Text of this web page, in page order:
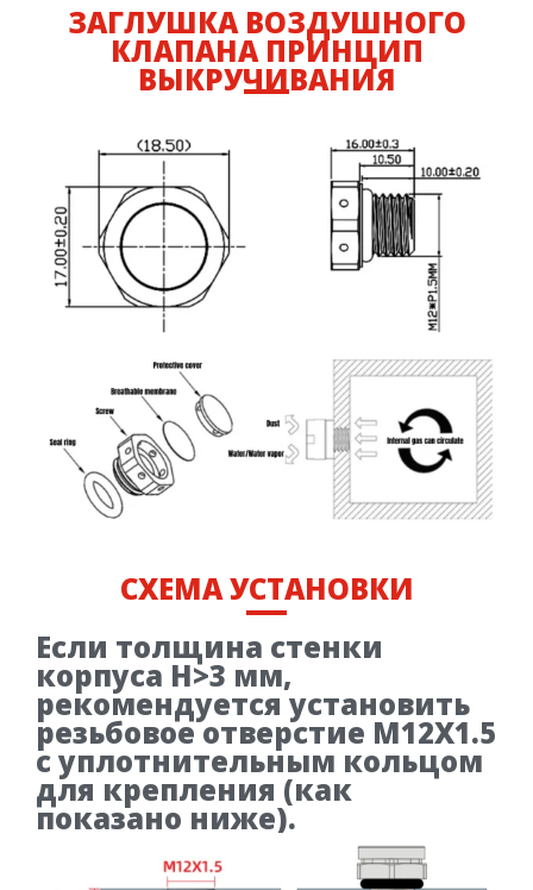
ЗАГЛУШКА ВОЗДУШНОГО
КЛАПАНА ПРИНЦИП
ВЫКРУЧИВАНИЯ
СХЕМА УСТАНОВКИ
Если толщина стенки
корпуса H>3 мм,
рекомендуется установить
резьбовое отверстие M12X1.5
с уплотнительным кольцом
для крепления (как
показано ниже).